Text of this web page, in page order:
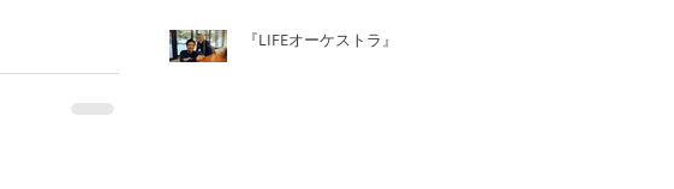
『LIFEオーケストラ』